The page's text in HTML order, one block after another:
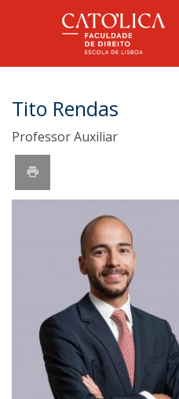
Tito Rendas
Professor Auxiliar